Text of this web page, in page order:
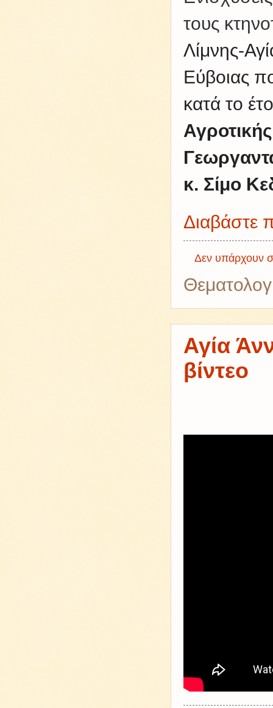
τους
Λίμνης-
Εύβοιας
κατά το
κ. Σίμο
Διαβάστε
Δεν υπάρχουν
Αγία
βίντεο